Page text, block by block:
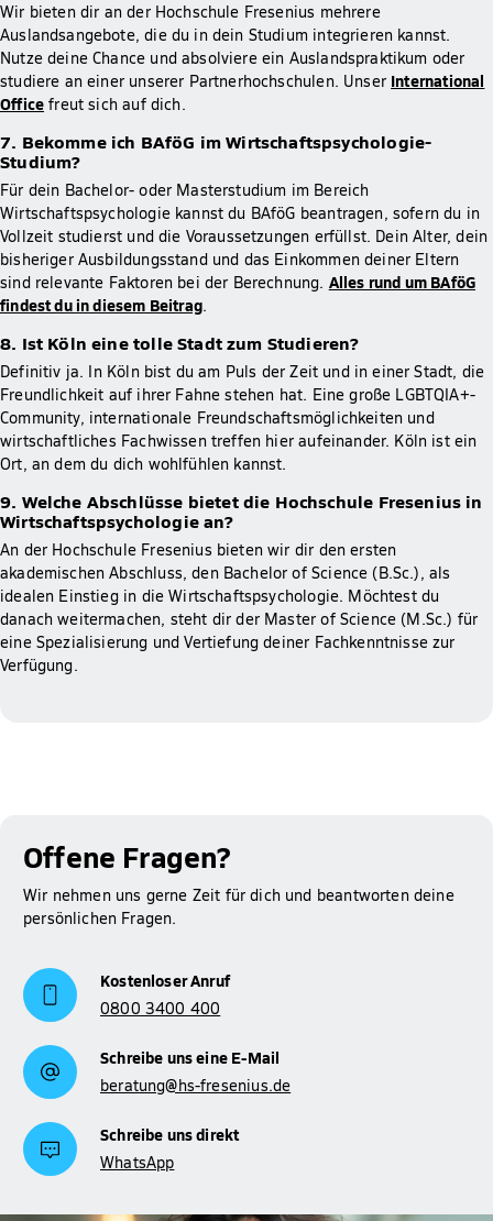
Wir bieten dir an der Hochschule Fresenius mehrere
Auslandsangebote, die du in dein Studium integrieren kannst.
Nutze deine Chance und absolviere ein Auslandspraktikum oder
studiere an einer unserer Partnerhochschulen. Unser International
Office freut sich auf dich.
7. Bekomme ich BAföG im Wirtschaftspsychologie-
Studium?
Für dein Bachelor- oder Masterstudium im Bereich
Wirtschaftspsychologie kannst du BAföG beantragen, sofern du in
Vollzeit studierst und die Voraussetzungen erfüllst. Dein Alter, dein
bisheriger Ausbildungsstand und das Einkommen deiner Eltern
sind relevante Faktoren bei der Berechnung. Alles rund um BAföG
findest du in diesem Beitrag.
8. Ist Köln eine tolle Stadt zum Studieren?
Definitiv ja. In Köln bist du am Puls der Zeit und in einer Stadt, die
Freundlichkeit auf ihrer Fahne stehen hat. Eine große LGBTQIA+-
Community, internationale Freundschaftsmöglichkeiten und
wirtschaftliches Fachwissen treffen hier aufeinander. Köln ist ein
Ort, an dem du dich wohlfühlen kannst.
9. Welche Abschlüsse bietet die Hochschule Fresenius in
Wirtschaftspsychologie an?
An der Hochschule Fresenius bieten wir dir den ersten
akademischen Abschluss, den Bachelor of Science (B.Sc.), als
idealen Einstieg in die Wirtschaftspsychologie. Möchtest du
danach weitermachen, steht dir der Master of Science (M.Sc.) für
eine Spezialisierung und Vertiefung deiner Fachkenntnisse zur
Verfügung.
Offene Fragen?
Wir nehmen uns gerne Zeit für dich und beantworten deine
persönlichen Fragen.
Kostenloser Anruf
0800 3400 400
Schreibe uns eine E-Mail
beratung@hs-fresenius.de
Schreibe uns direkt
WhatsApp